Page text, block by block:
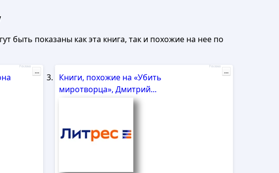
быть показаны как эта книга, так и похожие на нее по
Реклама
...
Книги, похожие на «Убить
миротворца», Дмитрий...
Реклама
...